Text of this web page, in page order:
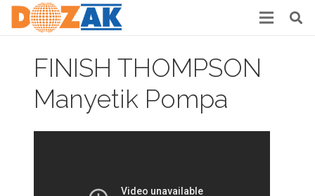
FINISH THOMPSON
Manyetik Pompa